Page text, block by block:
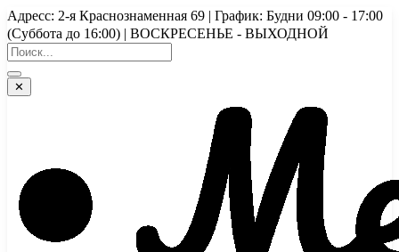
Перейти
к
содержимому
Адресс: 2-я Краснознаменная 69 | График: Будни 09:00 - 17:00
(Суббота до 16:00) | ВОСКРЕСЕНЬЕ - ВЫХОДНОЙ
✕